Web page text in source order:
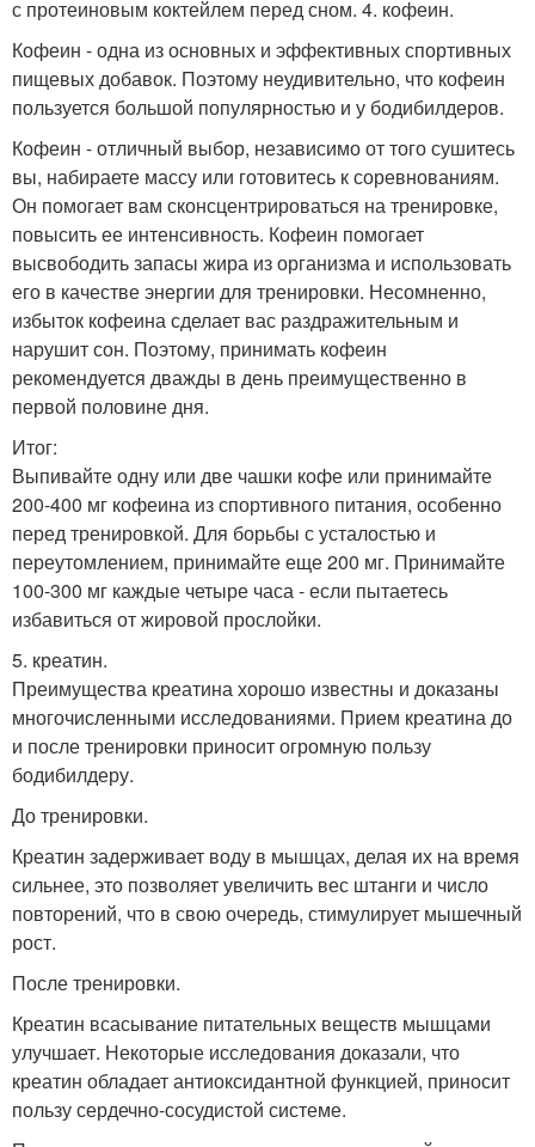
с протеиновым коктейлем перед сном. 4. кофеин.
Кофеин - одна из основных и эффективных спортивных
пищевых добавок. Поэтому неудивительно, что кофеин
пользуется большой популярностью и у бодибилдеров.
Кофеин - отличный выбор, независимо от того сушитесь
вы, набираете массу или готовитесь к соревнованиям.
Он помогает вам сконсцентрироваться на тренировке,
повысить ее интенсивность. Кофеин помогает
высвободить запасы жира из организма и использовать
его в качестве энергии для тренировки. Несомненно,
избыток кофеина сделает вас раздражительным и
нарушит сон. Поэтому, принимать кофеин
рекомендуется дважды в день преимущественно в
первой половине дня.
Итог:
Выпивайте одну или две чашки кофе или принимайте
200-400 мг кофеина из спортивного питания, особенно
перед тренировкой. Для борьбы с усталостью и
переутомлением, принимайте еще 200 мг. Принимайте
100-300 мг каждые четыре часа - если пытаетесь
избавиться от жировой прослойки.
5. креатин.
Преимущества креатина хорошо известны и доказаны
многочисленными исследованиями. Прием креатина до
и после тренировки приносит огромную пользу
бодибилдеру.
До тренировки.
Креатин задерживает воду в мышцах, делая их на время
сильнее, это позволяет увеличить вес штанги и число
повторений, что в свою очередь, стимулирует мышечный
рост.
После тренировки.
Креатин всасывание питательных веществ мышцами
улучшает. Некоторые исследования доказали, что
креатин обладает антиоксидантной функцией, приносит
пользу сердечно-сосудистой системе.